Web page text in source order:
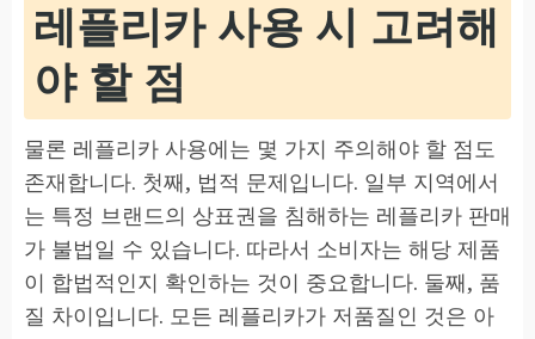
레플리카 사용 시 고려해
야 할 점
물론 레플리카 사용에는 몇 가지 주의해야 할 점도
존재합니다. 첫째, 법적 문제입니다. 일부 지역에서
는 특정 브랜드의 상표권을 침해하는 레플리카 판매
가 불법일 수 있습니다. 따라서 소비자는 해당 제품
이 합법적인지 확인하는 것이 중요합니다. 둘째, 품
질 차이입니다. 모든 레플리카가 저품질인 것은 아